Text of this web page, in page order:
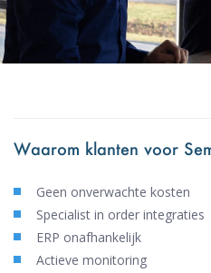
Waarom klanten voor
Geen onverwachte kosten
Specialist in order integraties
ERP onafhankelijk
Actieve monitoring